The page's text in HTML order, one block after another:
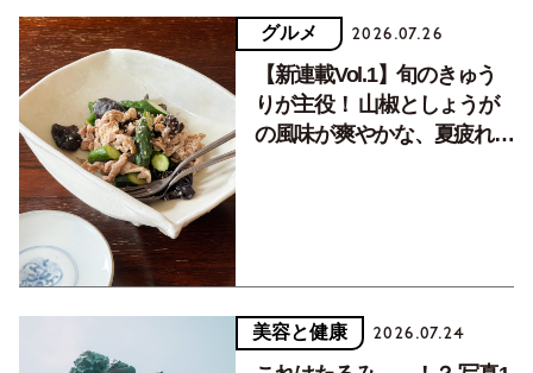
グルメ 2026.07.26
【新連載Vol.1】旬のきゅう
りが主役！ 山椒としょうが
の風味が爽やかな、夏疲れを
美容と健康 2026.07.24